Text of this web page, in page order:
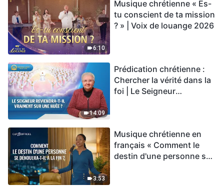
6:10
Musique chrétienne « Es-
tu conscient de ta mission
? » | Voix de louange 2026
14:09
Prédication chrétienne :
Chercher la vérité dans la
foi | Le Seigneur
3:53
Musique chrétienne en
français « Comment le
destin d'une personne se